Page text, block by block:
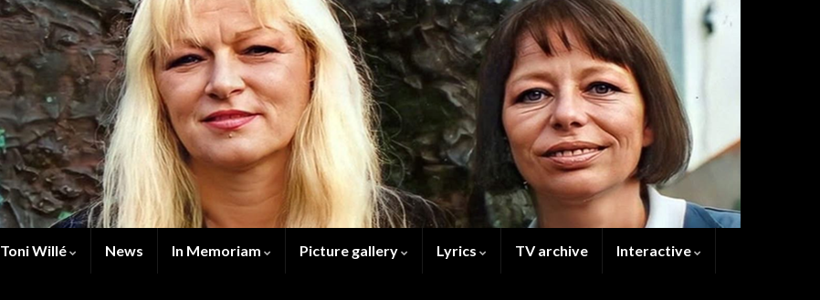
Toni Willé News In Memoriam Picture gallery Lyrics TV archive Interactive